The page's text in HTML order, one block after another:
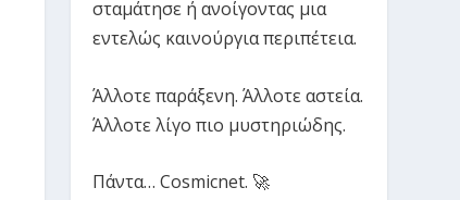
σταμάτησε ή ανοίγοντας μια
εντελώς καινούργια περιπέτεια.
Άλλοτε παράξενη. Άλλοτε αστεία.
Άλλοτε λίγο πιο μυστηριώδης.
Πάντα… Cosmicnet. 🚀